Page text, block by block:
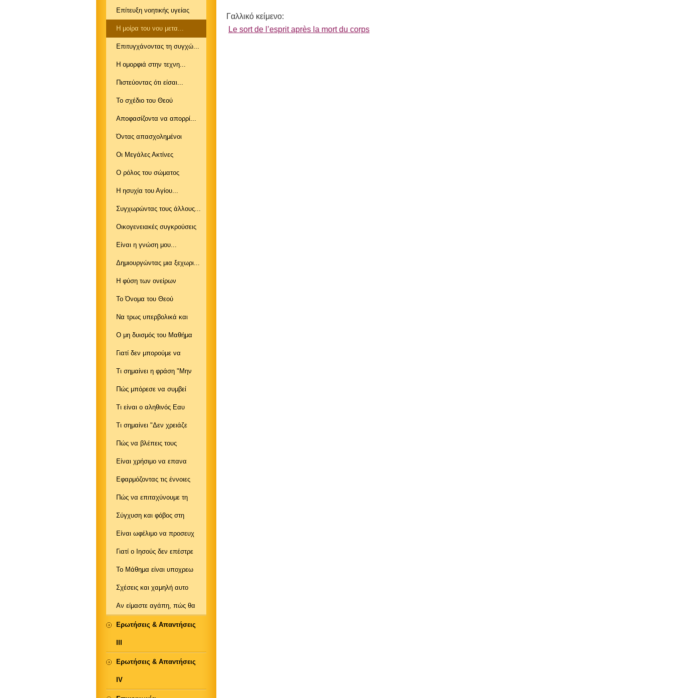
Γαλλικό κείμενο:
Le sort de l’esprit après la mort du corps
Επίτευξη νοητικής υγείας
Η μοίρα του νου μετα...
Επιτυγχάνοντας τη συγχώ...
Η ομορφιά στην τεχνη...
Πιστεύοντας ότι είσαι...
Το σχέδιο του Θεού
Αποφασίζοντα να απορρί...
Όντας απασχολημένοι
Οι Μεγάλες Ακτίνες
Ο ρόλος του σώματος
Η ησυχία του Αγίου...
Συγχωρώντας τους άλλους...
Οικογενειακές συγκρούσεις
Είναι η γνώση μου...
Δημιουργώντας μια ξεχωρι...
Η φύση των ονείρων
Το Όνομα του Θεού
Να τρως υπερβολικά και
Ο μη δυισμός του Μαθήμα
Γιατί δεν μπορούμε να
Τι σημαίνει η φράση "Μην
Πώς μπόρεσε να συμβεί
Τι είναι ο αληθινός Εαυ
Τι σημαίνει "Δεν χρειάζε
Πώς να βλέπεις τους
Είναι χρήσιμο να επανα
Εφαρμόζοντας τις έννοιες
Πώς να επιταχύνουμε τη
Σύγχυση και φόβος στη
Είναι ωφέλιμο να προσευχ
Γιατί ο Ιησούς δεν επέστρε
Το Μάθημα είναι υποχρεω
Σχέσεις και χαμηλή αυτο
Αν είμαστε αγάπη, πώς θα
Ερωτήσεις & Απαντήσεις
Ερωτήσεις & Απαντήσεις
IV